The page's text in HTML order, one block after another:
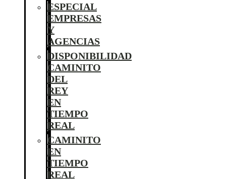
ESPECIAL
EMPRESAS
Y
AGENCIAS
DISPONIBILIDAD
CAMINITO
DEL
REY
EN
TIEMPO
REAL
CAMINITO
EN
TIEMPO
REAL